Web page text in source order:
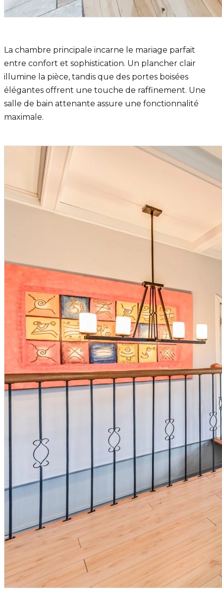
La chambre principale incarne le mariage parfait
entre confort et sophistication. Un plancher clair
illumine la pièce, tandis que des portes boisées
élégantes offrent une touche de raffinement. Une
salle de bain attenante assure une fonctionnalité
maximale.